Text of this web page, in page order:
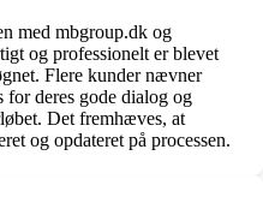
med mbgroup.dk og
og professionelt er blevet
Flere kunder nævner
deres gode dialog og
Det fremhæves, at
og opdateret på processen.